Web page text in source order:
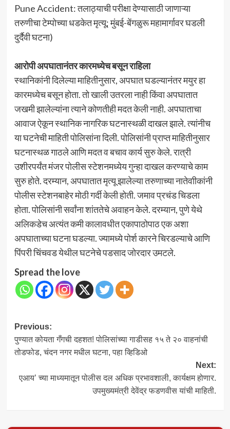
Pune Accident: तलाठ्याची परीक्षा देण्यासाठी जाणाऱ्या
तरुणीचा टेम्पोच्या धडकेत मृत्यू; मुंबई-बेंगळुरू महामार्गावर घडली
दुर्दैवी घटना)
आरोपी अपघातानंतर कारमध्येच बसून राहिला
स्थानिकांनी दिलेल्या माहितीनुसार, अपघात घडल्यानंतर मयुर हा
कारमध्येच बसून होता. तो खाली उतरला नाही किंवा अपघातात
जखमी झालेल्यांना त्याने कोणतीही मदत केली नाही. अपघाताचा
आवाज ऐकून स्थानिक नागरिक घटनास्थळी दाखल झाले. त्यांनीच
या घटनेची माहिती पोलिसांना दिली. पोलिसांनी प्राप्त माहितीनुसार
घटनास्थळ गाठले आणि मदत व बचाव कार्य सुरु केले. रात्री
उशीरपर्यंत मंजर पोलीस स्टेशनमध्येय गुन्हा दाखल करण्याचे काम
सुरु होते. दरम्यान, अपघातात मृत्यू झालेल्या तरुणाच्या नातेवाीकांनी
पोलीस स्टेशनबाहेर मोठी गर्दी केली होती. जमाव प्रचंड चिडला
होता. पोलिसांनी सर्वांना शांततेचे अवाहन केले. दरम्यान, पुणे येथे
अलिकडेच अत्यंत कमी कालावधीत एकापाठोपाठ एक अशा
अपघाताच्या घटना घडल्या. ज्यामध्ये पोर्श कारने चिरडल्याचे आणि
पिंपरी चिंचवड येथील घटनेचे पडसाद जोरदार उमटले.
Spread the love
Post
navigation
Previous:
पुण्यात कोयता गँगची दहशत! पोलिसांच्या गाडीसह १५ ते २० वाहनांची
तोडफोड, चंदन नगर मधील घटना, पहा व्हिडिओ
Next:
एआय’ च्या माध्यमातून पोलीस दल अधिक प्रभावशाली, कार्यक्षम होणार.
उपमुख्यमंत्री देवेंद्र फडणवीस यांची माहिती.